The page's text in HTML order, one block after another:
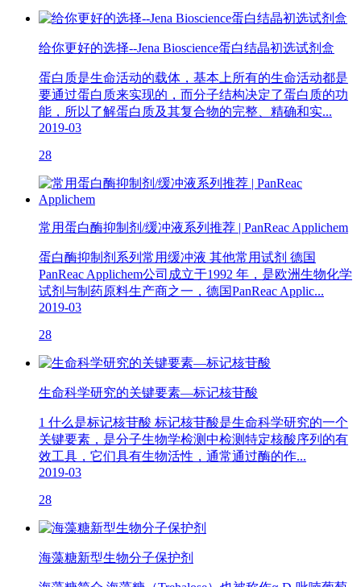
给你更好的选择--Jena Bioscience蛋白结晶初选试剂盒
蛋白质是生命活动的载体，基本上所有的生命活动都是
要通过蛋白质来实现的，而分子结构决定了蛋白质的功
能，所以了解蛋白质及其复合物的完整、精确和实...
2019-03
28
常用蛋白酶抑制剂/缓冲液系列推荐 | PanReac Applichem
蛋白酶抑制剂系列常用缓冲液 其他常用试剂 德国
PanReac Applichem公司成立于1992 年，是欧洲生物化学
试剂与制药原料生产商之一，德国PanReac Applic...
2019-03
28
生命科学研究的关键要素—标记核苷酸
1 什么是标记核苷酸 标记核苷酸是生命科学研究的一个
关键要素，是分子生物学检测中检测特定核酸序列的有
效工具，它们具有生物活性，通常通过酶的作...
2019-03
28
海藻糖新型生物分子保护剂